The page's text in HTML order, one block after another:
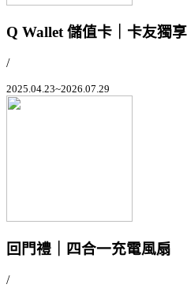
Q Wallet 儲值卡｜卡友獨
/
2025.04.23~2026.07.29
回門禮｜四合一充電風扇
/